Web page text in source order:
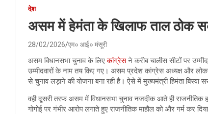
देश
असम में हेमंता के खिलाफ ताल ठोक
28/02/2026 एम० आई० मंसूरी
असम विधानसभा चुनाव के लिएकांग्रेसने करीब चालीस सीटों पर
उम्मीदवारों के नाम तय किए गए। असम प्रदेश कांग्रेस अध्यक्ष और
से चुनाव लड़ाने की योजना बना रही है। ऐसे में मुख्‍यमंत्री हिमंता बिस्‍वा
वही दूसरी तरफ असम में विधानसभा चुनाव नजदीक आते ही
गोगोई पर गंभीर आरोप लगाते हुए राजनीतिक माहौल को और गर्म कर